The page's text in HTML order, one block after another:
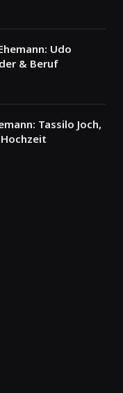
Udo
& Beruf
Tassilo Joch,